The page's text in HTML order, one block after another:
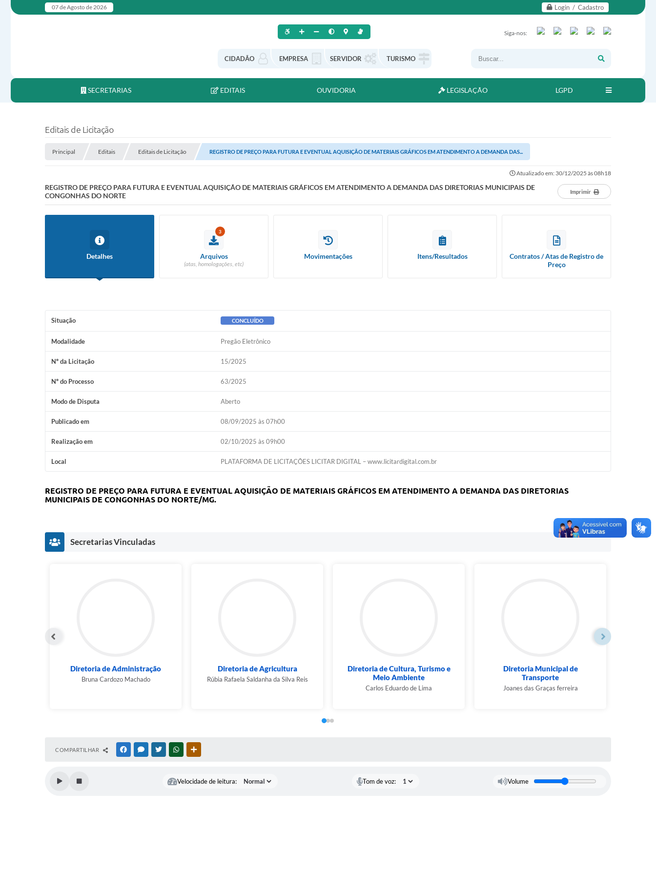
Login / Cadastro
07 de Agosto de 2026
CIDADÃO EMPRESA SERVIDOR TURISMO
Siga-nos:
SECRETARIAS EDITAIS OUVIDORIA LEGISLAÇÃO LGPD
Editais de Licitação
Principal Editais Editais de Licitação REGISTRO DE PREÇO PARA FUTURA E EVENTUAL AQUISIÇÃO DE MATERIAIS GRÁFICOS EM ATENDIMENTO A DEMANDA DAS...
Atualizado em: 30/12/2025 às 08h18
REGISTRO DE PREÇO PARA FUTURA E EVENTUAL AQUISIÇÃO DE MATERIAIS GRÁFICOS EM ATENDIMENTO A DEMANDA DAS DIRETORIAS MUNICIPAIS DE
CONGONHAS DO NORTE
Imprimir
Detalhes
3
Arquivos
(atas, homologações, etc)
Movimentações Itens/Resultados
Contratos / Atas de Registro de
Preço
Situação CONCLUÍDO
Modalidade Pregão Eletrônico
Nº da Licitação 15/2025
Nº do Processo 63/2025
Modo de Disputa Aberto
Publicado em 08/09/2025 às 07h00
Realização em 02/10/2025 às 09h00
Local PLATAFORMA DE LICITAÇÕES LICITAR DIGITAL – www.licitardigital.com.br
REGISTRO DE PREÇO PARA FUTURA E EVENTUAL AQUISIÇÃO DE MATERIAIS GRÁFICOS EM ATENDIMENTO A DEMANDA DAS DIRETORIAS
MUNICIPAIS DE CONGONHAS DO NORTE/MG.
Secretarias Vinculadas
Diretoria de Administração
Bruna Cardozo Machado
Diretoria de Agricultura
Rúbia Rafaela Saldanha da Silva Reis
Diretoria de Cultura, Turismo e
Meio Ambiente
Carlos Eduardo de Lima
Diretoria Municipal de
Transporte
Joanes das Graças ferreira
COMPARTILHAR FACEBOOKMESSENGER
TWITTERWHATSAPP
Velocidade de leitura: Tom de voz: Volume